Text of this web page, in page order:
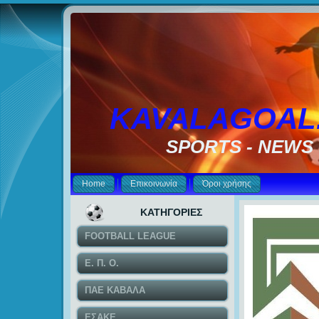
SPORTS - NEWS
Home Επικοινωνία Όροι χρήσης
ΚΑΤΗΓΟΡΙΕΣ
FOOTBALL LEAGUE
Ε. Π. Ο.
ΠΑΕ ΚΑΒΑΛΑ